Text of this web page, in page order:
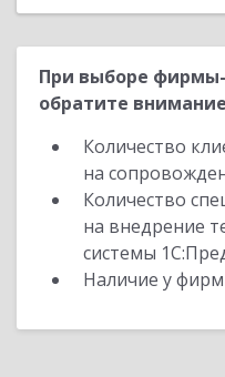
При выборе
обратите
Количество
на
Количество
на внедрение
системы
Наличие у